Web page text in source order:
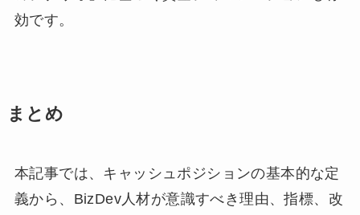
効です。
まとめ
本記事では、キャッシュポジションの基本的な定
義から、BizDev人材が意識すべき理由、指標、改